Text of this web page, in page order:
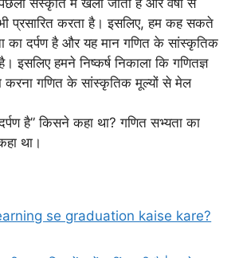
संस्कृति में खेला जाता है और वर्षों से
प्रसारित करता है। इसलिए, हम कह सकते
का दर्पण है और यह मान गणित के सांस्कृतिक
इसलिए हमने निष्कर्ष निकाला कि गणितज्ञ
करना गणित के सांस्कृतिक मूल्यों से मेल
है” किसने कहा था? गणित सभ्यता का
था।
se graduation kaise kare?